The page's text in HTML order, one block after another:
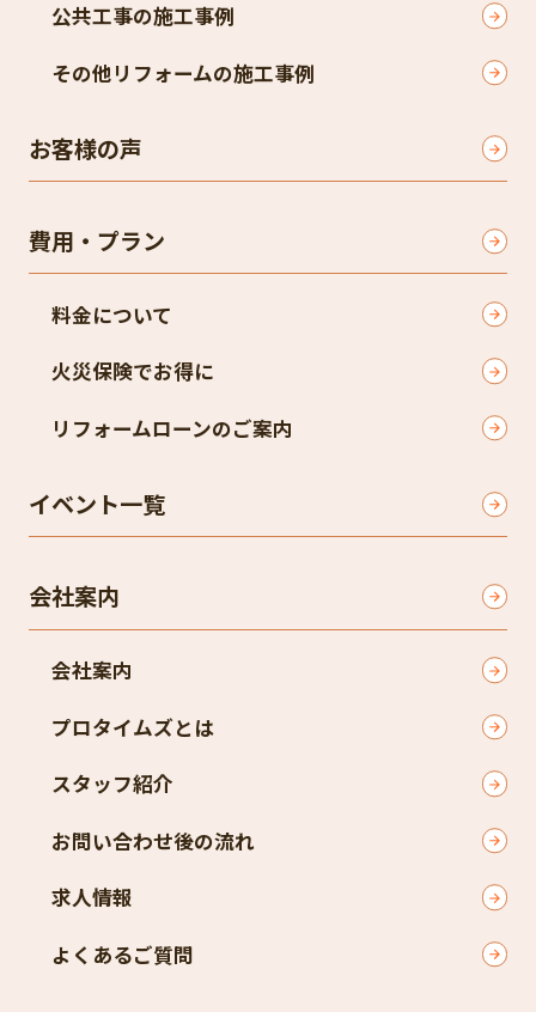
公共工事の施工事例
その他リフォームの施工事例
お客様の声
費用・プラン
料金について
火災保険でお得に
リフォームローンのご案内
イベント一覧
会社案内
会社案内
プロタイムズとは
スタッフ紹介
お問い合わせ後の流れ
求人情報
よくあるご質問